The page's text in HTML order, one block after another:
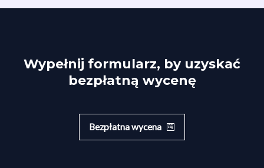
Wypełnij formularz, by uzyskać
bezpłatną wycenę
Bezpłatna wycena